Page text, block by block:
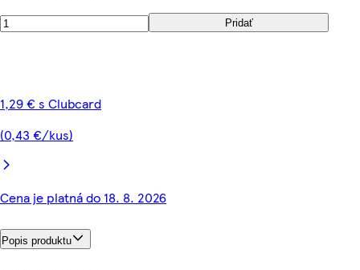
Pridať
1,29 € s Clubcard
(0,43 €/kus)
Cena je platná do 18. 8. 2026
Popis produktu